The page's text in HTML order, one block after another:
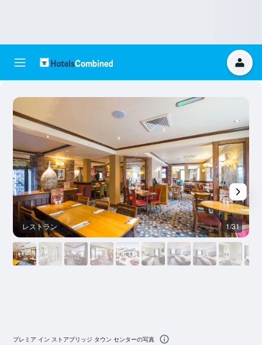
レストラン 1/31
プレミア イン ストアブリッジ タウン センターの写真